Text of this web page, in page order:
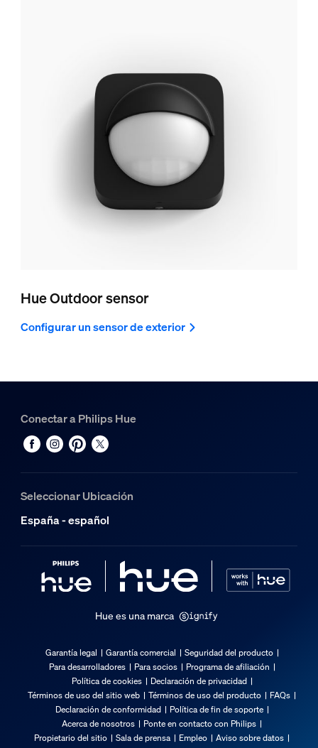
Hue Outdoor sensor
Configurar un sensor de exterior
Conectar a Philips Hue
Seleccionar Ubicación
España - español
Hue es una marca
Garantía legal Garantía comercial
Seguridad del producto
Para desarrolladores
Para socios
Programa de afiliación
Política de cookies
Declaración de privacidad
Términos de uso del sitio web
Términos de uso del producto
FAQs
Declaración de conformidad
Política de fin de soporte
Acerca de nosotros
Ponte en contacto con Philips
Propietario del sitio
Sala de prensa Empleo
Aviso sobre datos